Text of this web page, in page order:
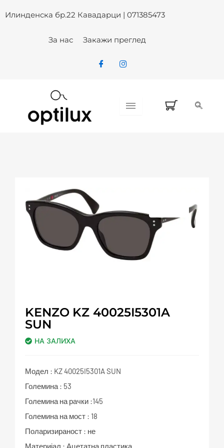
toИлинденска бр.22 Кавадарци | 071385473
За нас Закажи преглед
KENZO KZ 40025I5301A
SUN
НА ЗАЛИХА
Модел : KZ 40025I5301A SUN
Големина : 53
Големина на рачки :145
Големина на мост : 18
Поларизираност : не
Материјал : Ацетатна пластика